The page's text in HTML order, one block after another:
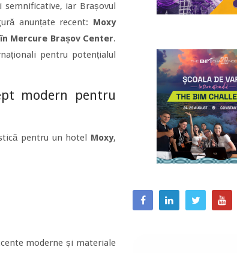
iar Brașovul
anunțate recent: Moxy
Mercure Brașov Center.
pentru potențialul
modern pentru
pentru un hotel Moxy,
moderne și materiale